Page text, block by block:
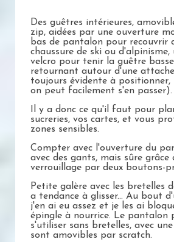
Des guêtres intérieures,
zip, aidées par une ouverture
bas de pantalon pour recouvrir
chaussure de ski ou
velcro pour tenir la guêtre
retournant autour d'une
toujours évidente à positionner,
on peut facilement s'en passer).
Il y a donc ce qu'il faut pour
sucreries, vos cartes, et vous
zones sensibles.
Compter avec l'ouverture du
avec des gants, mais sûre grâce
verrouillage par deux boutons-
Petite galère avec les bretelles
a tendance à glisser... Au bout
j'en ai eu assez et je les ai
épingle à nourrice. Le pantalon
s'utiliser sans bretelles, avec
sont amovibles par scratch.